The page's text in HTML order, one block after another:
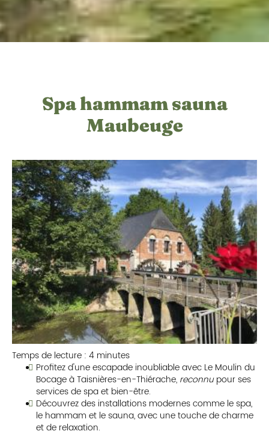
Spa hammam sauna
Maubeuge
Temps de lecture : 4 minutes
Profitez d'une escapade inoubliable avec Le Moulin du
Bocage à Taisnières-en-Thiérache, reconnupour ses
services de spa et bien-être.
Découvrez des installations modernes comme le spa,
le hammam et le sauna, avec une touche de charme
et de relaxation.